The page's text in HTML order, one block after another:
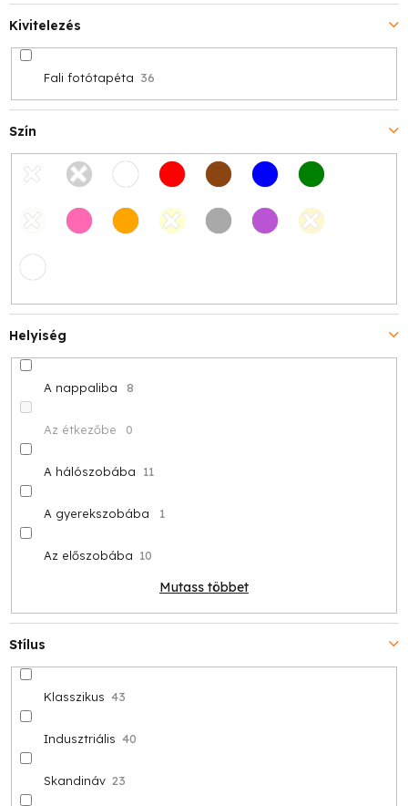
Kivitelezés
Fali fotótapéta 36
Szín
Helyiség
A nappaliba 8
Az étkezőbe 0
A hálószobába 11
A gyerekszobába 1
Az előszobába 10
Mutass többet
Stílus
Klasszikus 43
Indusztriális 40
Skandináv 23